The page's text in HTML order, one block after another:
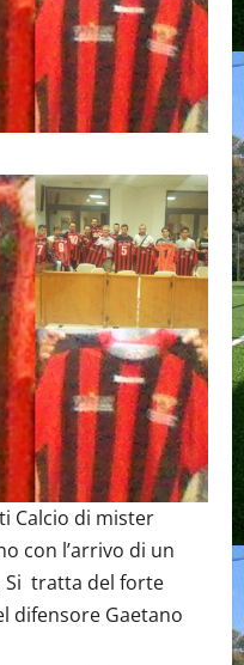
Calcio di mister
con l’arrivo di un
Si tratta del forte
difensore Gaetano